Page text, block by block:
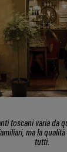
toscani varia da
ma la
tutti.